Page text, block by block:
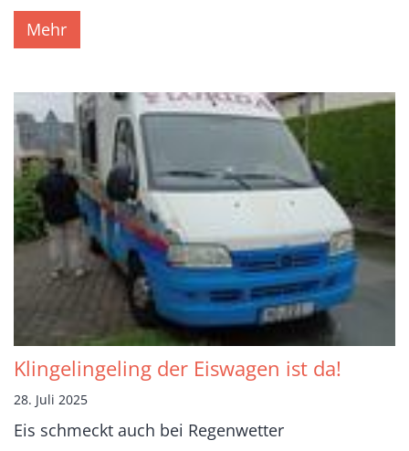
Mehr
Klingelingeling der Eiswagen ist da!
28. Juli 2025
Eis schmeckt auch bei Regenwetter